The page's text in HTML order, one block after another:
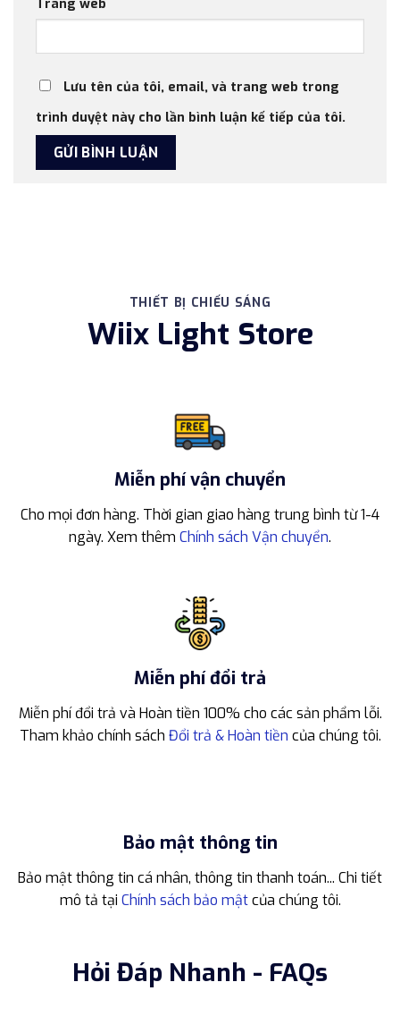
Trang web
Lưu tên của tôi, email, và trang web trong
trình duyệt này cho lần bình luận kế tiếp của tôi.
THIẾT BỊ CHIẾU SÁNG
Wiix Light Store
Miễn phí vận chuyển
Cho mọi đơn hàng. Thời gian giao hàng trung bình từ 1-4
ngày. Xem thêm Chính sách Vận chuyển.
Miễn phí đổi trả
Miễn phí đổi trả và Hoàn tiền 100% cho các sản phẩm lỗi.
Tham khảo chính sách Đổi trả & Hoàn tiền của chúng tôi.
Bảo mật thông tin
Bảo mật thông tin cá nhân, thông tin thanh toán... Chi tiết
mô tả tại Chính sách bảo mậtcủa chúng tôi.
Hỏi Đáp Nhanh - FAQs